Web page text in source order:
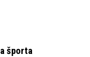
športa